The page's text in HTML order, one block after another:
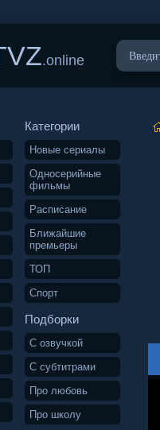
.online
Категории
Новые сериалы
Односерийные
фильмы
Расписание
Ближайшие
премьеры
ТОП
Спорт
Подборки
С озвучкой
С субтитрами
Про любовь
Про школу